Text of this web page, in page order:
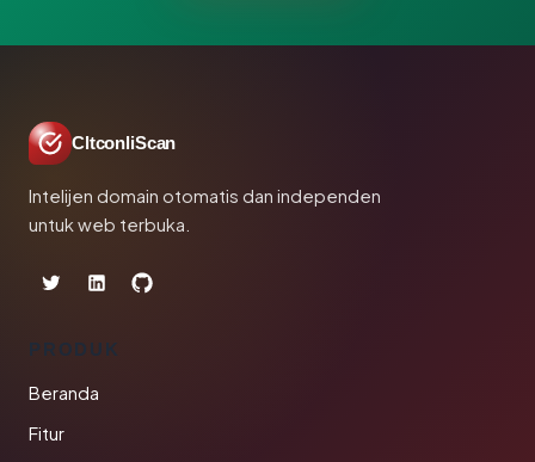
CltconliScan
Intelijen domain otomatis dan independen
untuk web terbuka.
PRODUK
Beranda
Fitur